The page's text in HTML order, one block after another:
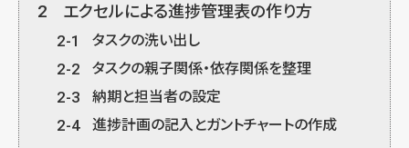
2 エクセルによる進捗管理表の作り方
2-1 タスクの洗い出し
2-2 タスクの親子関係・依存関係を整理
2-3 納期と担当者の設定
2-4 進捗計画の記入とガントチャートの作成